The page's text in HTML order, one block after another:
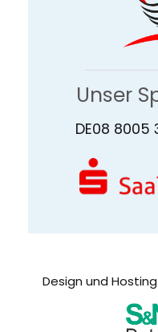
Unser
DE08 8005
Design und